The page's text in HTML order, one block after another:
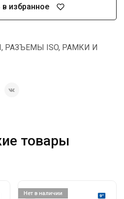
избранное
, РАЗЪЕМЫ ISO, РАМКИ И
товары
Нет в наличии